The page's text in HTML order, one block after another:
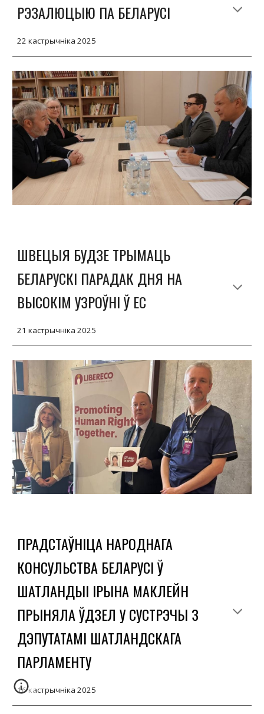
РЭЗАЛЮЦЫЮ ПА БЕЛАРУСІ
22 кастрычніка 2025
ШВЕЦЫЯ БУДЗЕ ТРЫМАЦЬ
БЕЛАРУСКІ ПАРАДАК ДНЯ НА
ВЫСОКІМ УЗРОЎНІ Ў ЕС
21 кастрычніка 2025
ПРАДСТАЎНІЦА НАРОДНАГА
КОНСУЛЬСТВА БЕЛАРУСІ Ў
ШАТЛАНДЫІ ІРЫНА МАКЛЕЙН
ПРЫНЯЛА ЎДЗЕЛ У СУСТРЭЧЫ З
ДЭПУТАТАМІ ШАТЛАНДСКАГА
ПАРЛАМЕНТУ
16 кастрычніка 2025